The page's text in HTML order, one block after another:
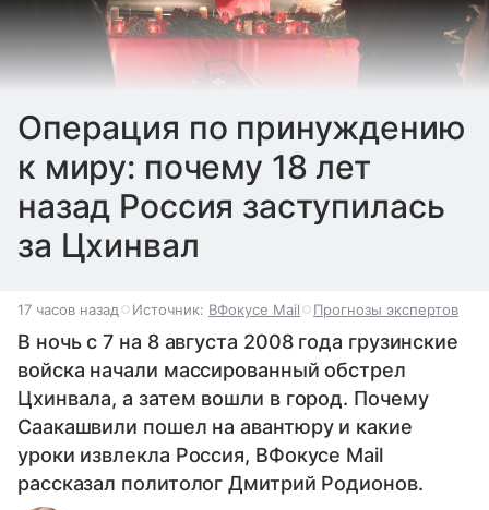
Операция по принуждению
к миру: почему 18 лет
назад Россия заступилась
за Цхинвал
17 часов назад Источник: ВФокусе Mail Прогнозы экспертов
В ночь с 7 на 8 августа 2008 года грузинские
войска начали массированный обстрел
Цхинвала, а затем вошли в город. Почему
Саакашвили пошел на авантюру и какие
уроки извлекла Россия, ВФокусе Mail
рассказал политолог Дмитрий Родионов.